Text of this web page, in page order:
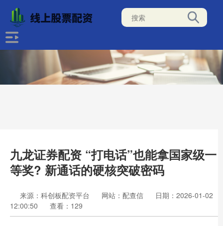
九龙证券配资 “打电话”也能拿国家级一
等奖? 新通话的硬核突破密码
来源：科创板配资平台 网站：配查信
日期：2026-01-02
12:00:50
查看：129